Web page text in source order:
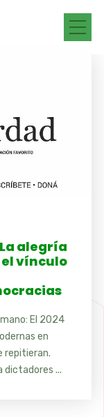
alegría
vínculo
El 2024
en
repitieran.
dictadores ...